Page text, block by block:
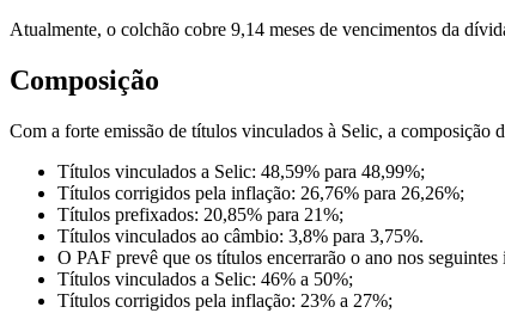
Atualmente, o colchão cobre 9,14 meses de vencimentos da
Composição
Com a forte emissão de títulos vinculados à Selic, a composição
Títulos vinculados a Selic: 48,59% para 48,99%;
Títulos corrigidos pela inflação: 26,76% para 26,26%;
Títulos prefixados: 20,85% para 21%;
Títulos vinculados ao câmbio: 3,8% para 3,75%.
O PAF prevê que os títulos encerrarão o ano nos seguintes
Títulos vinculados a Selic: 46% a 50%;
Títulos corrigidos pela inflação: 23% a 27%;